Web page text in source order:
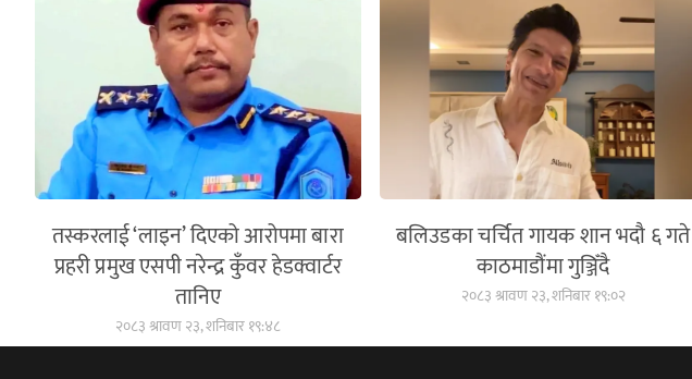
तस्करलाई ‘लाइन’ दिएको आरोपमा बारा
प्रहरी प्रमुख एसपी नरेन्द्र कुँवर हेडक्वार्टर
तानिए
२०८३ श्रावण २३, शनिबार १९:४८
बलिउडका चर्चित गायक शान भदौ ६ गते
काठमाडौंमा गुञ्जिँदै
२०८३ श्रावण २३, शनिबार १९:०२